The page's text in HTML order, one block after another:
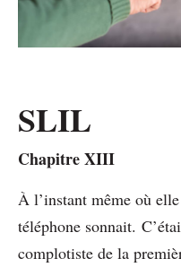
SLIL
Chapitre XIII
À l’instant même où
téléphone sonnait.
complotiste de la